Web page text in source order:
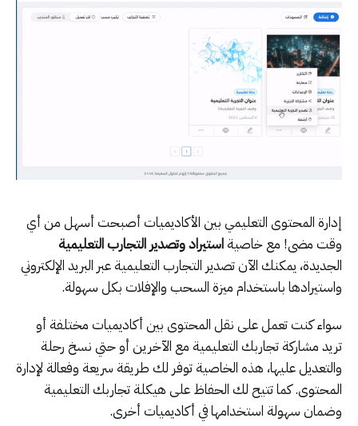
إدارة المحتوى التعليمي بين الأكاديميات أصبحت أسهل من أي
وقت مضى! مع خاصيةاستيراد وتصدير التجارب التعليمية
الجديدة، يمكنك الآن تصدير التجارب التعليمية عبر البريد الإلكتروني
واستيرادها باستخدام ميزة السحب والإفلات بكل سهولة.
سواء كنت تعمل على نقل المحتوى بين أكاديميات مختلفة أو
تريد مشاركة تجاربك التعليمية مع الآخرين أو حتي نسخ رحلة
والتعديل عليها، هذه الخاصية توفر لك طريقة سريعة وفعالة لإدارة
المحتوى. كما تتيح لك الحفاظ على هيكلة تجاربك التعليمية
وضمان سهولة استخدامها في أكاديميات أخرى.